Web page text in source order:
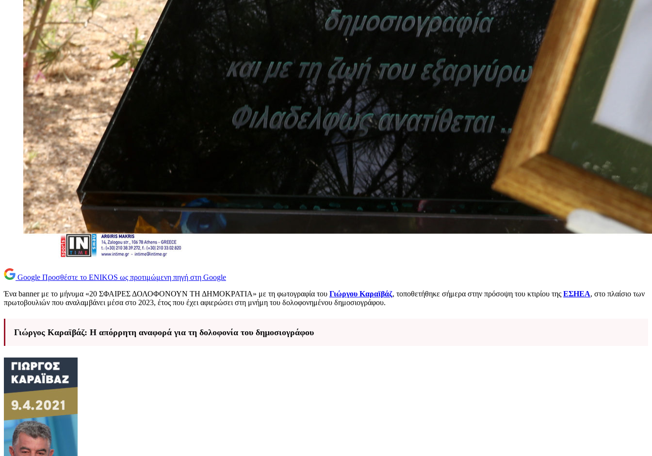
Google Προσθέστε το ENIKOS ως προτιμώμενη πηγή στη Google
Ένα banner με το μήνυμα «20 ΣΦΑΙΡΕΣ ΔΟΛΟΦΟΝΟΥΝ ΤΗ ΔΗΜΟΚΡΑΤΙΑ» με τη φωτογραφία του Γιώργου Καραϊβάζ, τοποθετήθηκε σήμερα στην πρόσοψη του κτιρίου της ΕΣΗΕΑ, στο πλαίσιο των
πρωτοβουλιών που αναλαμβάνει μέσα στο 2023, έτος που έχει αφιερώσει στη μνήμη του δολοφονημένου δημοσιογράφου.
Γιώργος Καραϊβάζ: Η απόρρητη αναφορά για τη δολοφονία του δημοσιογράφου